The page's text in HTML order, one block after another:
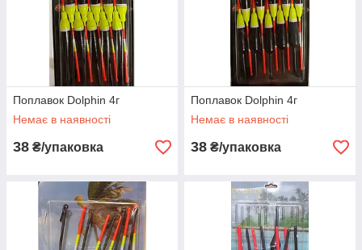
Поплавок Dolphin 4г
Немає в наявності
38 ₴/упаковка
Поплавок Dolphin 4г
Немає в наявності
38 ₴/упаковка